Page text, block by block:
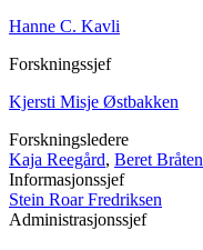
Hanne C. Kavli
Forskningssjef
Kjersti Misje Østbakken
Forskningsledere
Kaja Reegård, Beret Bråten
Informasjonssjef
Stein Roar Fredriksen
Administrasjonssjef